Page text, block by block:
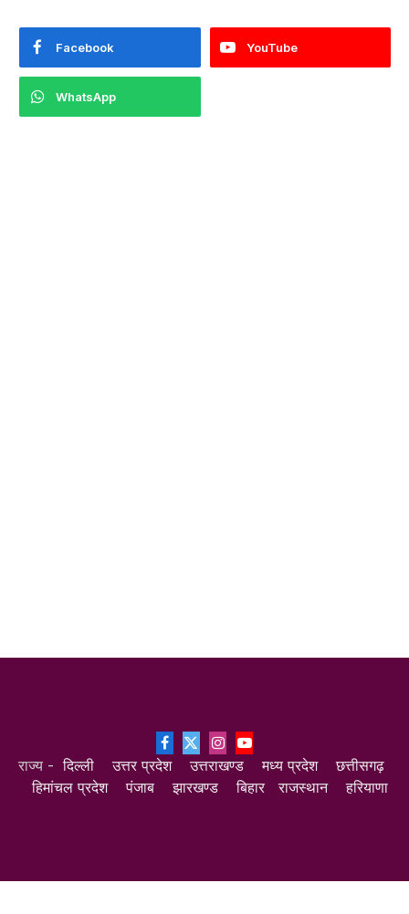
Facebook YouTube
WhatsApp
Facebook
X
(Twitter)
InstagramYouTube
राज्य -दिल्ली उत्तर प्रदेश उत्तराखण्ड मध्य प्रदेश
छत्तीसगढ़
हिमांचल प्रदेश
पंजाब झारखण्ड बिहार राजस्थान हरियाणा